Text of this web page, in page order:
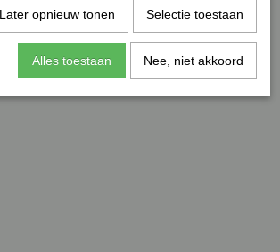
marielleillustratie
Later opnieuw tonen Selectie toestaan
Alles toestaan Nee, niet akkoord